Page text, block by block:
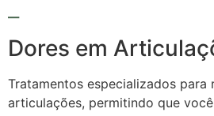
Dores em
Tratamentos especializados para
articulações, permitindo que